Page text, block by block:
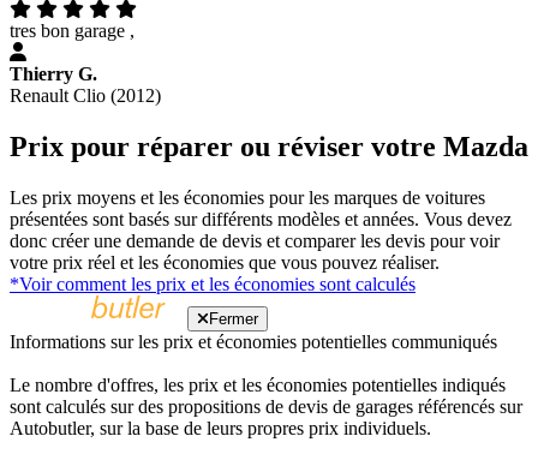
tres bon garage ,
Thierry G.
Renault Clio (2012)
Prix pour réparer ou réviser votre Mazda
Les prix moyens et les économies pour les marques de voitures
présentées sont basés sur différents modèles et années. Vous devez
donc créer une demande de devis et comparer les devis pour voir
votre prix réel et les économies que vous pouvez réaliser.
*Voir comment les prix et les économies sont calculés
Fermer
Informations sur les prix et économies potentielles communiqués
Le nombre d'offres, les prix et les économies potentielles indiqués
sont calculés sur des propositions de devis de garages référencés sur
Autobutler, sur la base de leurs propres prix individuels.